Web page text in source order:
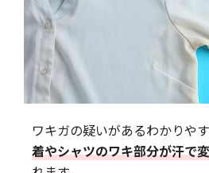
ワキガの疑いがあるわかりや
着やシャツのワキ部分が汗で